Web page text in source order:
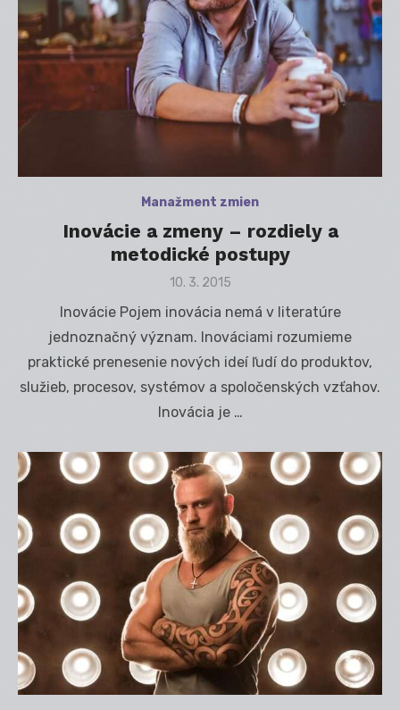
Manažment zmien
Inovácie a zmeny – rozdiely a
metodické postupy
Posted
10. 3. 2015
Inovácie Pojem inovácia nemá v literatúre
jednoznačný význam. Inováciami rozumieme
praktické prenesenie nových ideí ľudí do produktov,
služieb, procesov, systémov a spoločenských vzťahov.
Inovácia je …